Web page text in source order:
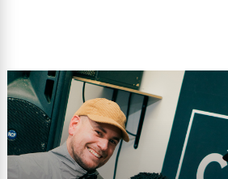
Lire l'article